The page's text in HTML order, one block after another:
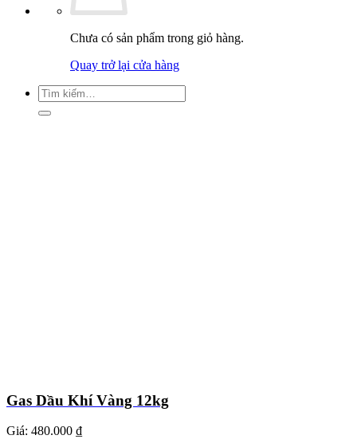
Chưa có sản phẩm trong giỏ hàng.
Quay trở lại cửa hàng
Tìm
kiếm:
Gas Dầu Khí Vàng 12kg
Giá: 480.000 ₫